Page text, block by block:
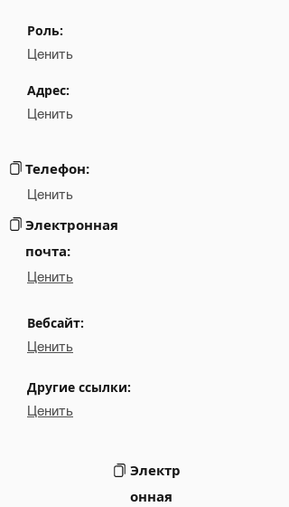
Email
Роль:
Ценить
Адрес:
Ценить
Телефон:
Ценить
Электронная
почта:
Ценить
Вебсайт:
Ценить
Другие ссылки:
Ценить
Электр
онная